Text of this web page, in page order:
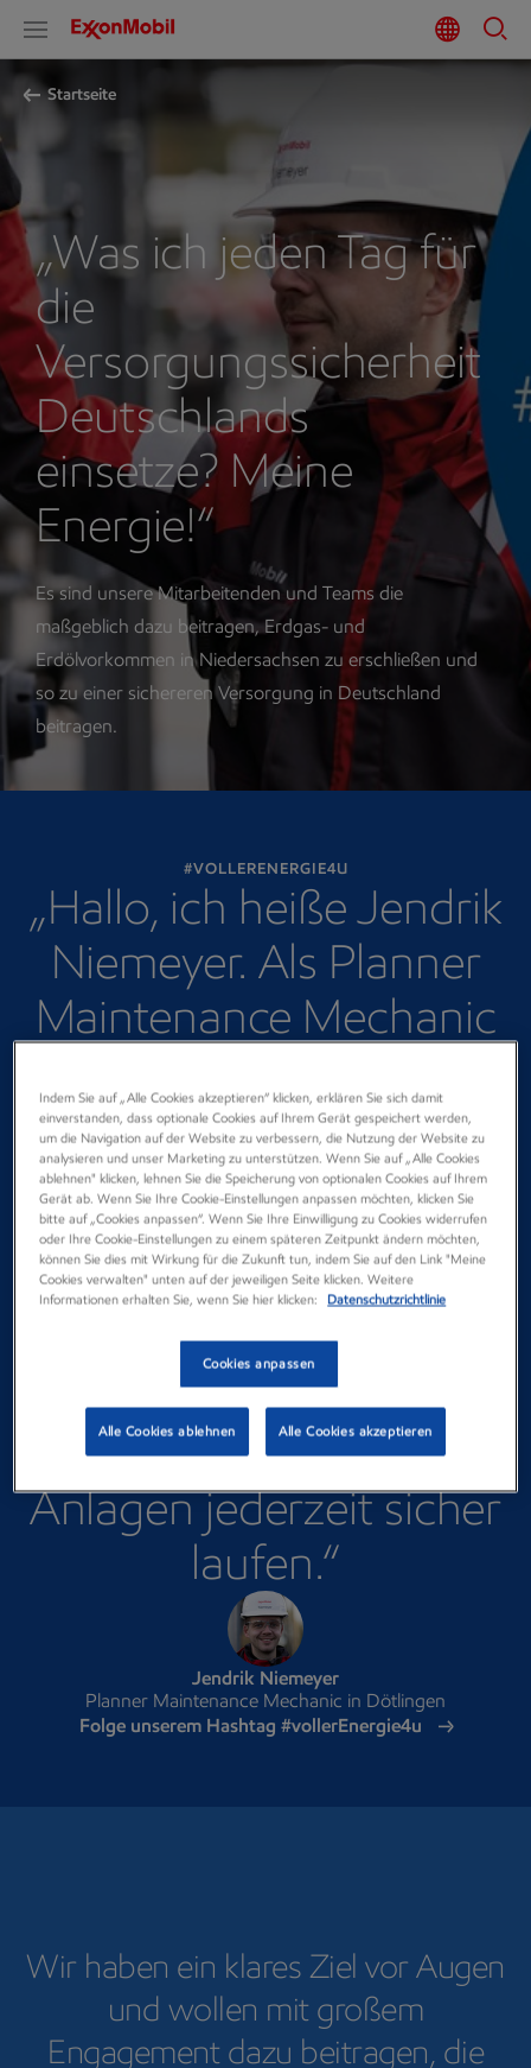
Startseite
„Was ich jeden Tag für
die
Versorgungssicherheit
Deutschlands
einsetze? Meine
Energie!“
Es sind unsere Mitarbeitenden und Teams die
maßgeblich dazu beitragen, Erdgas- und
Erdölvorkommen in Niedersachsen zu erschließen und
so zu einer sichereren Versorgung in Deutschland
beitragen.
#VOLLERENERGIE4U
„Hallo, ich heiße Jendrik
Niemeyer. Als Planner
Maintenance Mechanic
Dötlingen bin ich
Experte für Reparatur-
und
Instandhaltungsmaßnah
men. Gemeinsam mit
meinem Team sorge ich
dafür, dass unsere
Anlagen jederzeit sicher
laufen.“
Jendrik Niemeyer
Planner Maintenance Mechanic in Dötlingen
Folge unserem Hashtag #vollerEnergie4u
Wir haben ein klares Ziel vor Augen
und wollen mit großem
Engagement dazu beitragen, die
Indem Sie auf „Alle Cookies akzeptieren“ klicken, erklären Sie sich damit
einverstanden, dass optionale Cookies auf Ihrem Gerät gespeichert werden,
um die Navigation auf der Website zu verbessern, die Nutzung der Website zu
analysieren und unser Marketing zu unterstützen. Wenn Sie auf „Alle Cookies
ablehnen" klicken, lehnen Sie die Speicherung von optionalen Cookies auf Ihrem
Gerät ab. Wenn Sie Ihre Cookie-Einstellungen anpassen möchten, klicken Sie
bitte auf „Cookies anpassen“. Wenn Sie Ihre Einwilligung zu Cookies widerrufen
oder Ihre Cookie-Einstellungen zu einem späteren Zeitpunkt ändern möchten,
können Sie dies mit Wirkung für die Zukunft tun, indem Sie auf den Link "Meine
Cookies verwalten" unten auf der jeweiligen Seite klicken. Weitere
Informationen erhalten Sie, wenn Sie hier klicken:
Datenschutzrichtlinie
Cookies anpassen
Alle Cookies ablehnen Alle Cookies akzeptieren